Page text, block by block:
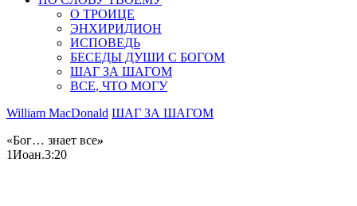
О ТРОИЦЕ
ЭНХИРИДИОН
ИСПОВЕДЬ
БЕСЕДЫ ДУШИ С БОГОМ
ШАГ ЗА ШАГОМ
ВСЕ, ЧТО МОГУ
William MacDonald ШАГ ЗА ШАГОМ
«Бог… знает все»
1Иоан.3:20